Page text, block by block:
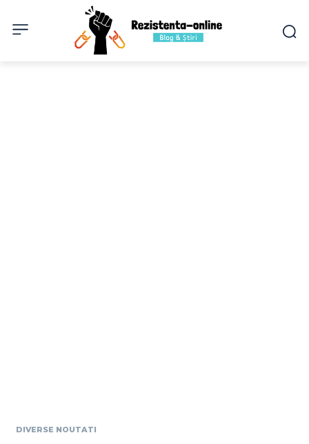
DIVERSE NOUTATI